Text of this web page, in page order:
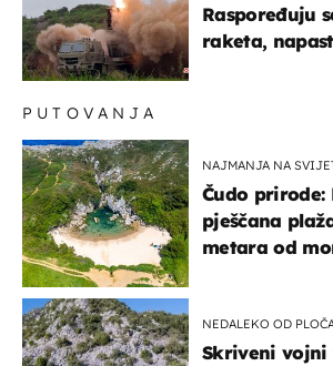
Raspoređuju
raketa,
PUTOVANJA
NAJMANJA NA
Čudo prirode:
pješčana
metara od
NEDALEKO OD
Skriveni